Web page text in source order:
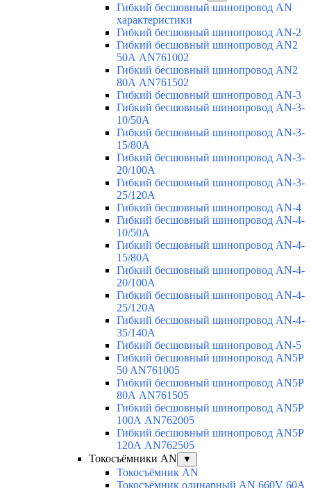
Гибкий бесшовный шинопровод AN
характеристики
Гибкий бесшовный шинопровод AN-2
Гибкий бесшовный шинопровод AN2
50А AN761002
Гибкий бесшовный шинопровод AN2
80А AN761502
Гибкий бесшовный шинопровод AN-3
Гибкий бесшовный шинопровод AN-3-
10/50A
Гибкий бесшовный шинопровод AN-3-
15/80A
Гибкий бесшовный шинопровод AN-3-
20/100A
Гибкий бесшовный шинопровод AN-3-
25/120A
Гибкий бесшовный шинопровод AN-4
Гибкий бесшовный шинопровод AN-4-
10/50A
Гибкий бесшовный шинопровод AN-4-
15/80A
Гибкий бесшовный шинопровод AN-4-
20/100A
Гибкий бесшовный шинопровод AN-4-
25/120A
Гибкий бесшовный шинопровод AN-4-
35/140A
Гибкий бесшовный шинопровод AN-5
Гибкий бесшовный шинопровод AN5P
50 AN761005
Гибкий бесшовный шинопровод AN5P
80А AN761505
Гибкий бесшовный шинопровод AN5P
100А AN762005
Гибкий бесшовный шинопровод AN5P
120А AN762505
Токосъёмники AN
▼
Токосъёмник AN
Токосъёмник одинарный AN 660V 60A